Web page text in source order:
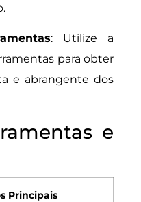
: Utilize a
para obter
e abrangente dos
e
Principais